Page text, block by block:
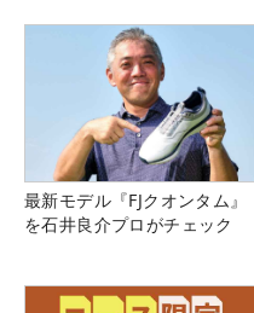
最新モデル『FJクオンタム』
を石井良介プロがチェック